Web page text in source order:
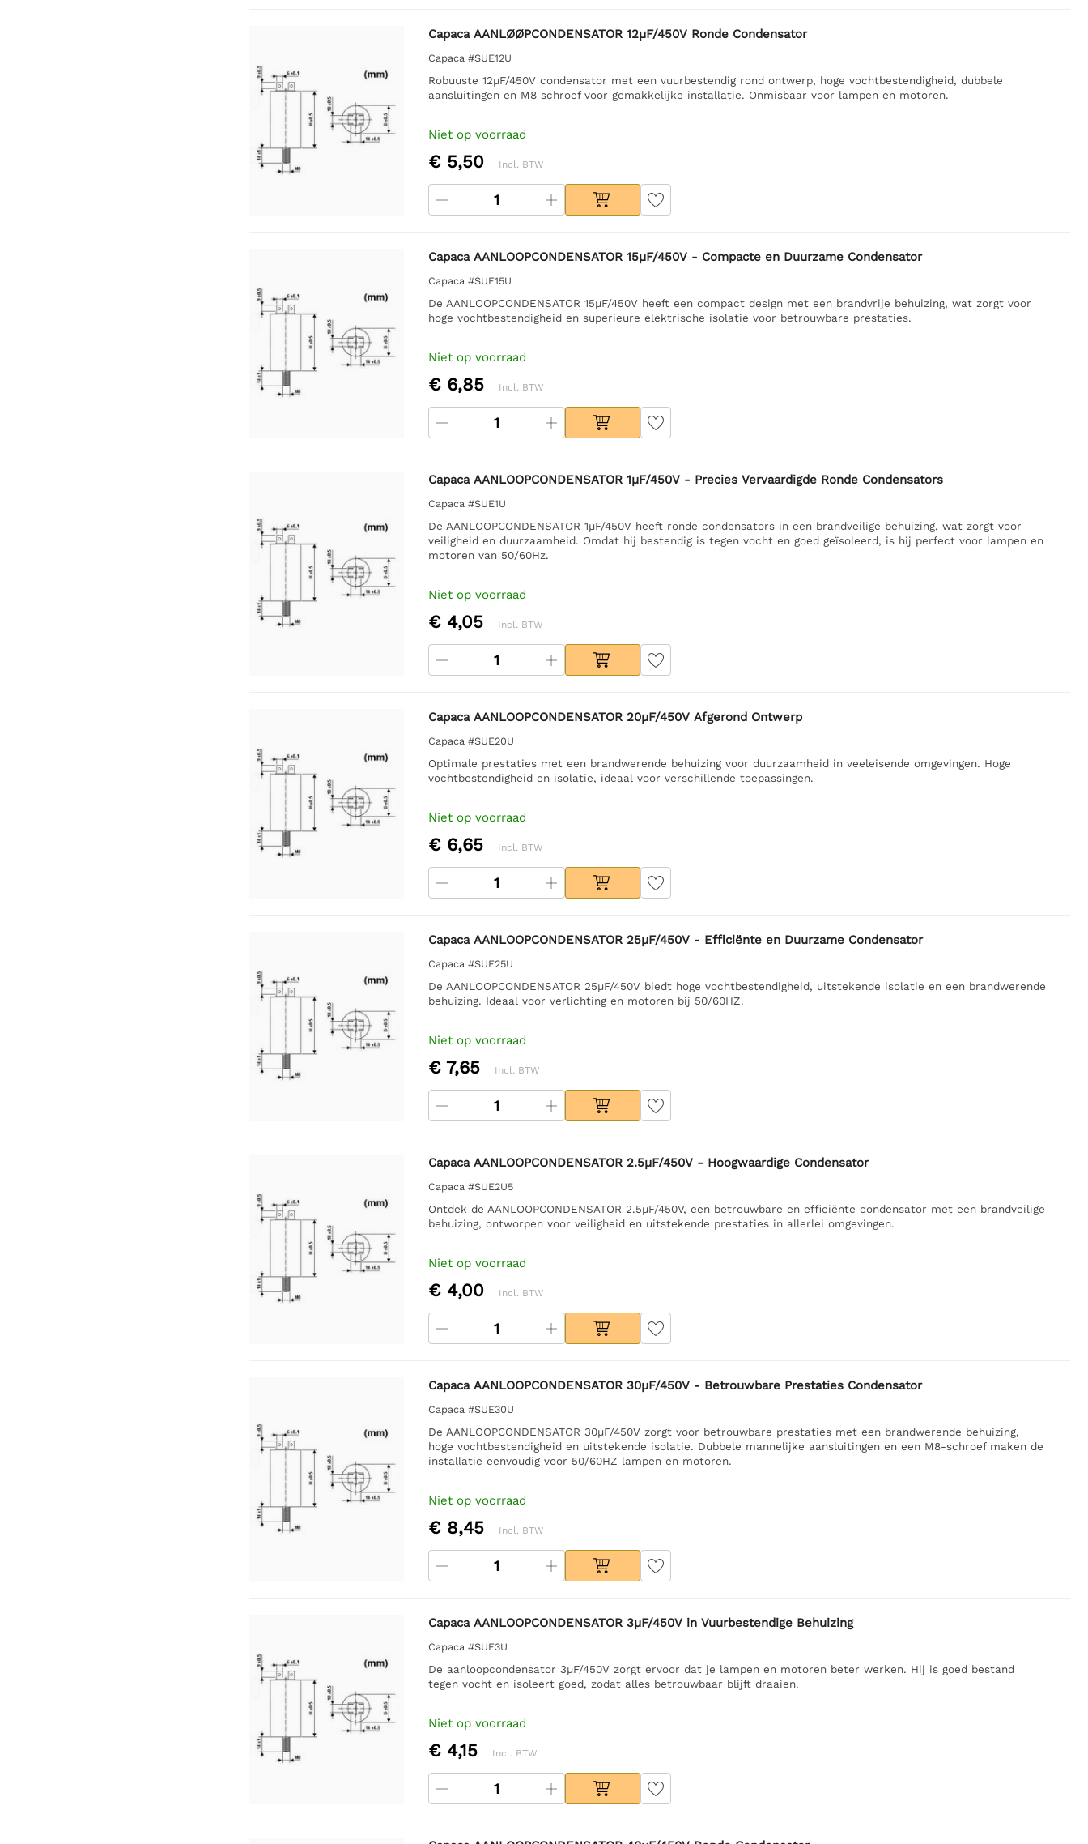
Capaca AANLØØPCONDENSATOR 12µF/450V Ronde Condensator
Capaca #SUE12U
Robuuste 12µF/450V condensator met een vuurbestendig rond ontwerp, hoge vochtbestendigheid, dubbele
aansluitingen en M8 schroef voor gemakkelijke installatie. Onmisbaar voor lampen en motoren.
Niet op voorraad
€ 5,50 Incl. BTW
Capaca AANLOOPCONDENSATOR 15µF/450V - Compacte en Duurzame Condensator
Capaca #SUE15U
De AANLOOPCONDENSATOR 15µF/450V heeft een compact design met een brandvrije behuizing, wat zorgt voor
hoge vochtbestendigheid en superieure elektrische isolatie voor betrouwbare prestaties.
Niet op voorraad
€ 6,85 Incl. BTW
Capaca AANLOOPCONDENSATOR 1µF/450V - Precies Vervaardigde Ronde Condensators
Capaca #SUE1U
De AANLOOPCONDENSATOR 1µF/450V heeft ronde condensators in een brandveilige behuizing, wat zorgt voor
veiligheid en duurzaamheid. Omdat hij bestendig is tegen vocht en goed geïsoleerd, is hij perfect voor lampen en
motoren van 50/60Hz.
Niet op voorraad
€ 4,05 Incl. BTW
Capaca AANLOOPCONDENSATOR 20µF/450V Afgerond Ontwerp
Capaca #SUE20U
Optimale prestaties met een brandwerende behuizing voor duurzaamheid in veeleisende omgevingen. Hoge
vochtbestendigheid en isolatie, ideaal voor verschillende toepassingen.
Niet op voorraad
€ 6,65 Incl. BTW
Capaca AANLOOPCONDENSATOR 25µF/450V - Efficiënte en Duurzame Condensator
Capaca #SUE25U
De AANLOOPCONDENSATOR 25µF/450V biedt hoge vochtbestendigheid, uitstekende isolatie en een brandwerende
behuizing. Ideaal voor verlichting en motoren bij 50/60HZ.
Niet op voorraad
€ 7,65 Incl. BTW
Capaca AANLOOPCONDENSATOR 2.5µF/450V - Hoogwaardige Condensator
Capaca #SUE2U5
Ontdek de AANLOOPCONDENSATOR 2.5µF/450V, een betrouwbare en efficiënte condensator met een brandveilige
behuizing, ontworpen voor veiligheid en uitstekende prestaties in allerlei omgevingen.
Niet op voorraad
€ 4,00 Incl. BTW
Capaca AANLOOPCONDENSATOR 30µF/450V - Betrouwbare Prestaties Condensator
Capaca #SUE30U
De AANLOOPCONDENSATOR 30µF/450V zorgt voor betrouwbare prestaties met een brandwerende behuizing,
hoge vochtbestendigheid en uitstekende isolatie. Dubbele mannelijke aansluitingen en een M8-schroef maken de
installatie eenvoudig voor 50/60HZ lampen en motoren.
Niet op voorraad
€ 8,45 Incl. BTW
Capaca AANLOOPCONDENSATOR 3µF/450V in Vuurbestendige Behuizing
Capaca #SUE3U
De aanloopcondensator 3µF/450V zorgt ervoor dat je lampen en motoren beter werken. Hij is goed bestand
tegen vocht en isoleert goed, zodat alles betrouwbaar blijft draaien.
Niet op voorraad
€ 4,15 Incl. BTW